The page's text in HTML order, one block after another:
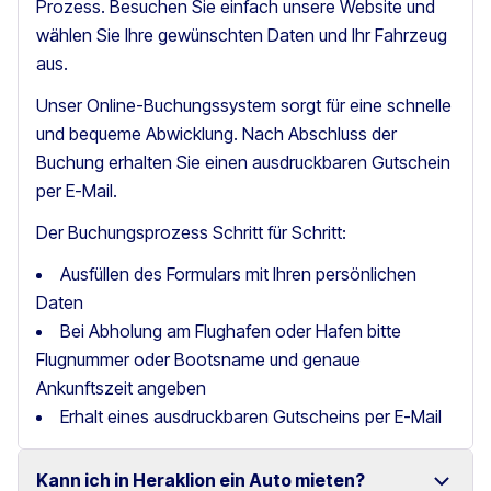
Prozess. Besuchen Sie einfach unsere Website und
wählen Sie Ihre gewünschten Daten und Ihr Fahrzeug
aus.
Unser Online-Buchungssystem sorgt für eine schnelle
und bequeme Abwicklung. Nach Abschluss der
Buchung erhalten Sie einen ausdruckbaren Gutschein
per E-Mail.
Der Buchungsprozess Schritt für Schritt:
Ausfüllen des Formulars mit Ihren persönlichen
Daten
Bei Abholung am Flughafen oder Hafen bitte
Flugnummer oder Bootsname und genaue
Ankunftszeit angeben
Erhalt eines ausdruckbaren Gutscheins per E-Mail
Kann ich in Heraklion ein Auto mieten?